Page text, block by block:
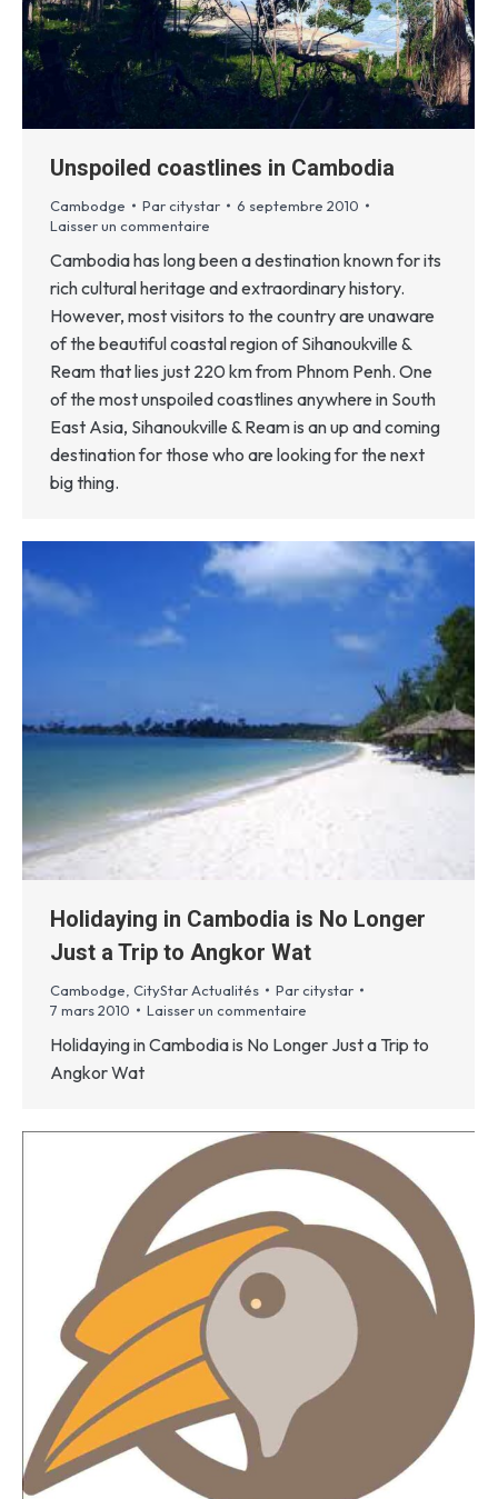
Unspoiled coastlines in Cambodia
Cambodge Par citystar
6 septembre 2010
Laisser un commentaire
Cambodia has long been a destination known for its
rich cultural heritage and extraordinary history.
However, most visitors to the country are unaware
of the beautiful coastal region of Sihanoukville &
Ream that lies just 220 km from Phnom Penh. One
of the most unspoiled coastlines anywhere in South
East Asia, Sihanoukville & Ream is an up and coming
destination for those who are looking for the next
big thing.
Holidaying in Cambodia is No Longer
Just a Trip to Angkor Wat
Cambodge CityStar Actualités Par citystar
7 mars 2010
Laisser un commentaire
Holidaying in Cambodia is No Longer Just a Trip to
Angkor Wat